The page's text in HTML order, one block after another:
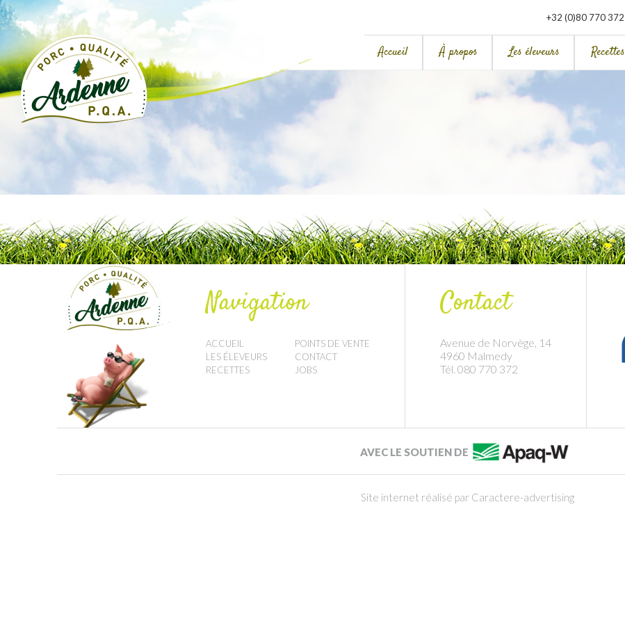
+32 (0)80 770 372
Accueil À propos Les éleveurs Recettes
Navigation
ACCUEIL
LES ÉLEVEURS
RECETTES
POINTS DE VENTE
CONTACT
JOBS
Contact
Avenue de Norvège, 14
4960 Malmedy
Tél. 080 770 372
AVEC LE SOUTIEN DE
Site internet réalisé par Caractere-advertising